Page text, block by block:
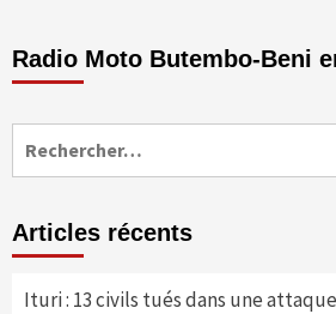
Radio Moto Butembo-Beni
Articles récents
Ituri : 13 civils tués dans une attaque